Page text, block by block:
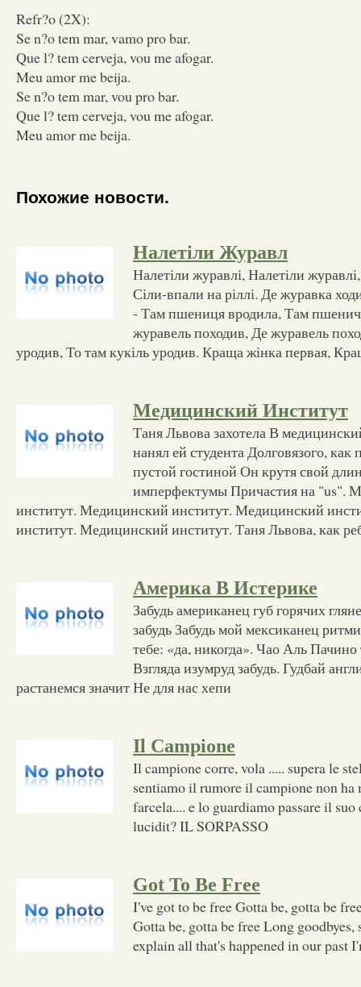
Refr?o (2X):
Se n?o tem mar, vamo pro bar.
Que l? tem cerveja, vou me afogar.
Meu amor me beija.
Se n?o tem mar, vou pro bar.
Que l? tem cerveja, vou me afogar.
Meu amor me beija.
Похожие новости.
Налетіли Журавл
Налетіли журавлі, Налетіли
Сіли-впали на ріллі. Де журавка
- Там пшениця вродила, Там
журавель походив, Де журавель
уродив, То там кукіль уродив. Краща жінка первая,
Медицинский Институт
Таня Львова захотела В
нанял ей студента Долговязого,
пустой гостиной Он крутя свой
имперфектумы Причастия на "us".
институт. Медицинский институт. Медицинский
институт. Медицинский институт. Таня Львова, как
Америка В Истерике
Забудь американец губ горячих
забудь Забудь мой мексиканец
тебе: «да, никогда». Чао Аль
Взгляда изумруд забудь. Гудбай
растанемся значит Не для нас хепи
Il Campione
Il campione corre, vola ..... supera le
sentiamo il rumore il campione non ha
farcela.... e lo guardiamo passare il
lucidit? IL SORPASSO
Got To Be Free
I've got to be free Gotta be, gotta be
Gotta be, gotta be free Long goodbyes,
explain all that's happened in our past